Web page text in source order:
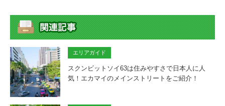
エリアガイド
スクンビットソイ63は住みやすさで日本人に人
気！エカマイのメインストリートをご紹介！